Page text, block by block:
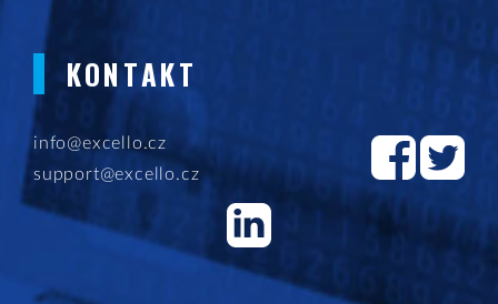
KONTAKT
info@excello.cz
support@excello.cz